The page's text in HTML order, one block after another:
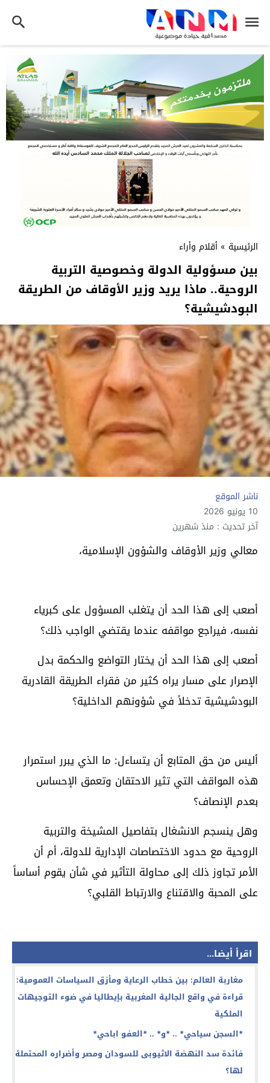
الرئيسية » أقلام وأراء
بين مسؤولية الدولة وخصوصية التربية
الروحية.. ماذا يريد وزير الأوقاف من الطريقة
البودشيشية؟
ناشر الموقع
10 يونيو 2026
آخر تحديث : منذ شهرين
معالي وزير الأوقاف والشؤون الإسلامية،
أصعب إلى هذا الحد أن يتغلب المسؤول على كبرياء
نفسه، فيراجع مواقفه عندما يقتضي الواجب ذلك؟
أصعب إلى هذا الحد أن يختار التواضع والحكمة بدل
الإصرار على مسار يراه كثير من فقراء الطريقة القادرية
البودشيشية تدخلاً في شؤونهم الداخلية؟
أليس من حق المتابع أن يتساءل: ما الذي يبرر استمرار
هذه المواقف التي تثير الاحتقان وتعمق الإحساس
بعدم الإنصاف؟
وهل ينسجم الانشغال بتفاصيل المشيخة والتربية
الروحية مع حدود الاختصاصات الإدارية للدولة، أم أن
الأمر تجاوز ذلك إلى محاولة التأثير في شأن يقوم أساساً
على المحبة والاقتناع والارتباط القلبي؟
اقرأ أيضا...
مغاربة العالم: بين خطاب الرعاية ومأزق السياسات العمومية:
قراءة في واقع الجالية المغربية بإيطاليا في ضوء التوجيهات
الملكية
*السجن سياحي* .. *و* .. *العفو اباحي*
فائدة سد النهضة الاثيوبى للسودان ومصر وأضراره المحتملة
لها؟